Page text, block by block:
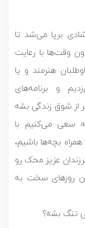
برپا می‌شد تا
‌وقت‌ها با رعایت
هنرمند و یا
و برنامه‌های
از شوق زندگی بشه
سعی می‌کنیم با
بچه‌ها باشیم،
عزیز محک رو
روزهای سخت به
تنگ بشه؟